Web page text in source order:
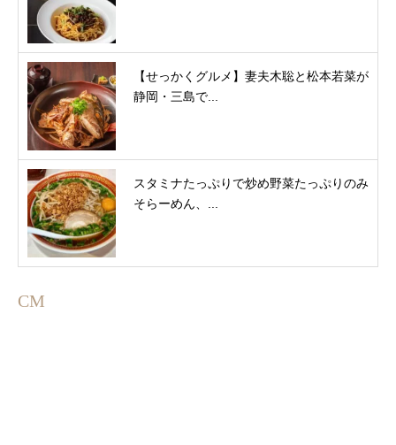
【せっかくグルメ】妻夫木聡と松本若菜が
静岡・三島で...
スタミナたっぷりで炒め野菜たっぷりのみ
そらーめん、...
CM